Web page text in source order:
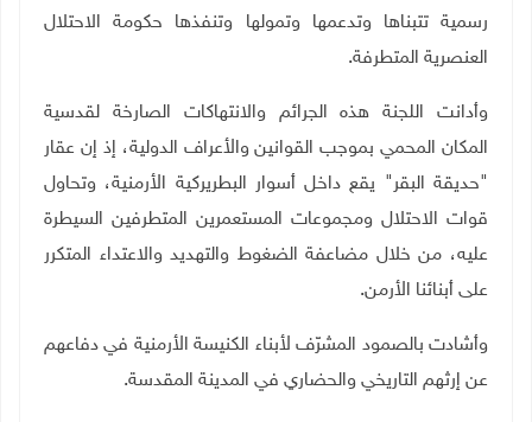
رسمية تتبناها وتدعمها وتمولها وتنفذها حكومة الاحتلال
العنصرية المتطرفة.
وأدانت اللجنة هذه الجرائم والانتهاكات الصارخة لقدسية
المكان المحمي بموجب القوانين والأعراف الدولية، إذ إن عقار
"حديقة البقر" يقع داخل أسوار البطريركية الأرمنية، وتحاول
قوات الاحتلال ومجموعات المستعمرين المتطرفين السيطرة
عليه، من خلال مضاعفة الضغوط والتهديد والاعتداء المتكرر
على أبنائنا الأرمن.
وأشادت بالصمود المشرّف لأبناء الكنيسة الأرمنية في دفاعهم
عن إرثهم التاريخي والحضاري في المدينة المقدسة.